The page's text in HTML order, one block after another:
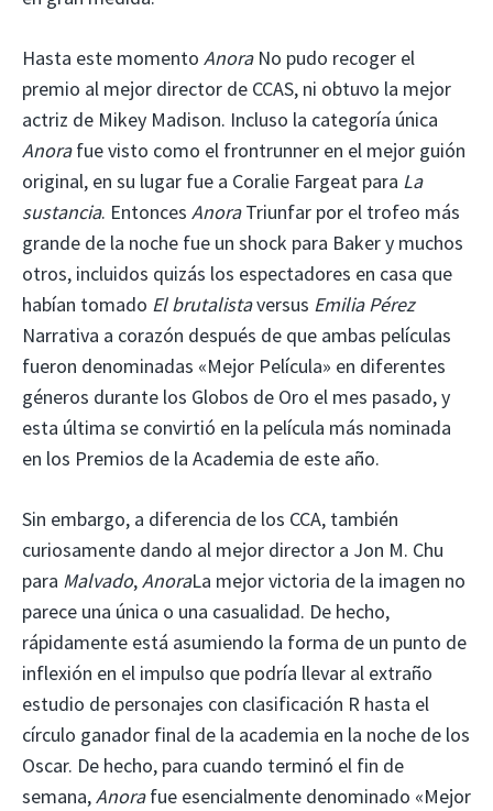
Hasta este momento Anora No pudo recoger el
premio al mejor director de CCAS, ni obtuvo la mejor
actriz de Mikey Madison. Incluso la categoría única
Anorafue visto como el frontrunner en el mejor guión
original, en su lugar fue a Coralie Fargeat para La
sustancia. Entonces AnoraTriunfar por el trofeo más
grande de la noche fue un shock para Baker y muchos
otros, incluidos quizás los espectadores en casa que
habían tomado El brutalistaversus Emilia Pérez
Narrativa a corazón después de que ambas películas
fueron denominadas «Mejor Película» en diferentes
géneros durante los Globos de Oro el mes pasado, y
esta última se convirtió en la película más nominada
en los Premios de la Academia de este año.
Sin embargo, a diferencia de los CCA, también
curiosamente dando al mejor director a Jon M. Chu
para Malvado,AnoraLa mejor victoria de la imagen no
parece una única o una casualidad. De hecho,
rápidamente está asumiendo la forma de un punto de
inflexión en el impulso que podría llevar al extraño
estudio de personajes con clasificación R hasta el
círculo ganador final de la academia en la noche de los
Oscar. De hecho, para cuando terminó el fin de
semana,Anorafue esencialmente denominado «Mejor